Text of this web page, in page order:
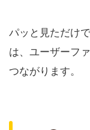
パッと見ただけ
は、ユーザーフ
つながります。